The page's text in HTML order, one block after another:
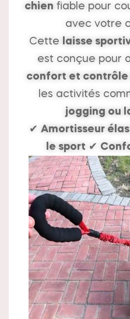
chien fiable pour
avec votre
Cette laisse
est conçue pour
confort et contrôle
les activités
jogging ou
✔ Amortisseur
le sport ✔